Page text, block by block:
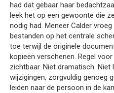
had dat gebaar haar
leek het op een gewoonte die
nodig had. Meneer Calder
bestanden op het centrale
toe terwijl de originele
kopieën verschenen. Regel
zichtbaar. Niet dramatisch. Niet
wijzigingen, zorgvuldig genoeg
leiden naar de persoon in de